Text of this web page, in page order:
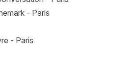
- Paris
- Paris